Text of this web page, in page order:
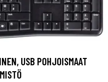
USB POHJOISMAAT